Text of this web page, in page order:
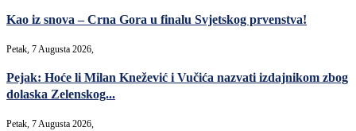
Kao iz snova – Crna Gora u finalu Svjetskog prvenstva!
Petak, 7 Augusta 2026,
Pejak: Hoće li Milan Knežević i Vučića nazvati izdajnikom zbog
dolaska Zelenskog...
Petak, 7 Augusta 2026,